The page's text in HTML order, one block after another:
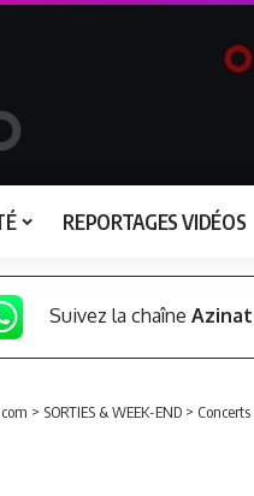
REPORTAGES VIDÉOS
Suivez la chaîne
> SORTIES & WEEK-END > Concerts